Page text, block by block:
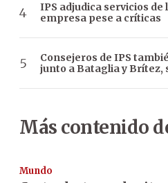
IPS adjudica servicios
empresa pese a críticas
Consejeros de IPS
junto a Bataglia y Brítez,
Más contenido
Mundo